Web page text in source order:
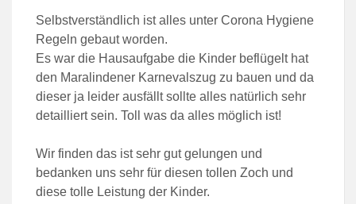
Selbstverständlich ist alles unter Corona Hygiene
Regeln gebaut worden.
Es war die Hausaufgabe die Kinder beflügelt hat
den Maralindener Karnevalszug zu bauen und da
dieser ja leider ausfällt sollte alles natürlich sehr
detailliert sein. Toll was da alles möglich ist!
Wir finden das ist sehr gut gelungen und
bedanken uns sehr für diesen tollen Zoch und
diese tolle Leistung der Kinder.